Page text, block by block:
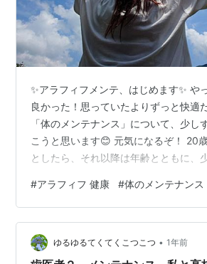
✨アラフィフメンテ、はじめます✨ や
良かった！思っていたよりずっと快適
「体のメンテナンス」について、少し
こうと思います😊 元気になるぞ！ 20
としたら、それ以降は年齢とともに、
の前に美味しいものがあれば食べたい
に痛みやかゆみがなければ、ついその
う。「だって年齢的にしょうがないじ
45歳までは本気で思ってました🤣 スポ
45歳で禁煙成功！禁煙外来でストレス
#アラフィフ 健康 #体のメンテナンス
ゆるゆるてくてくこつこつ • 1年前